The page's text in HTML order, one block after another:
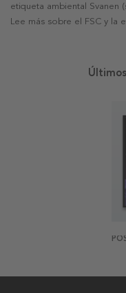
etiqueta ambiental Svanen
Lee más sobre el FSC y la